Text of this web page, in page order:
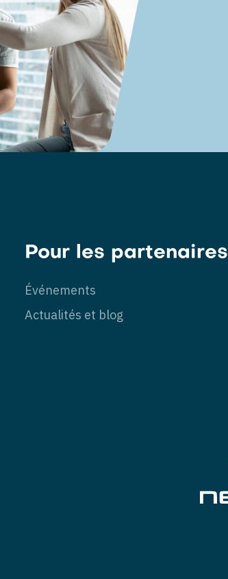
Pour les partenaires
Événements
Actualités et blog